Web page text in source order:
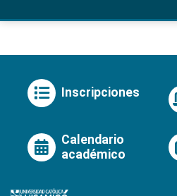
Inscripciones
Calendario
académico